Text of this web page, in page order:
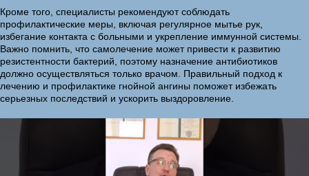
Кроме того, специалисты рекомендуют соблюдать
профилактические меры, включая регулярное мытье рук,
избегание контакта с больными и укрепление иммунной системы.
Важно помнить, что самолечение может привести к развитию
резистентности бактерий, поэтому назначение антибиотиков
должно осуществляться только врачом. Правильный подход к
лечению и профилактике гнойной ангины поможет избежать
серьезных последствий и ускорить выздоровление.